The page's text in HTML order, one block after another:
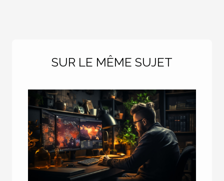
SUR LE MÊME SUJET